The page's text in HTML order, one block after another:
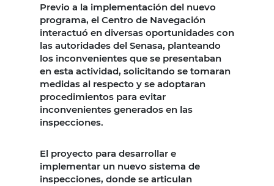
Previo a la implementación del nuevo
programa, el Centro de Navegación
interactuó en diversas oportunidades con
las autoridades del Senasa, planteando
los inconvenientes que se presentaban
en esta actividad, solicitando se tomaran
medidas al respecto y se adoptaran
procedimientos para evitar
inconvenientes generados en las
inspecciones.
El proyecto para desarrollar e
implementar un nuevo sistema de
inspecciones, donde se articulan